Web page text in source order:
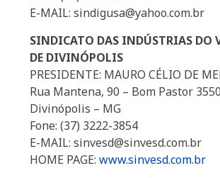
E-MAIL: sindigusa@yahoo.com.br
SINDICATO DAS INDÚSTRIAS DO
DE DIVINÓPOLIS
PRESIDENTE: MAURO CÉLIO DE
Rua Mantena, 90 – Bom Pastor
Divinópolis – MG
Fone: (37) 3222-3854
E-MAIL: sinvesd@sinvesd.com.br
HOME PAGE:www.sinvesd.com.br